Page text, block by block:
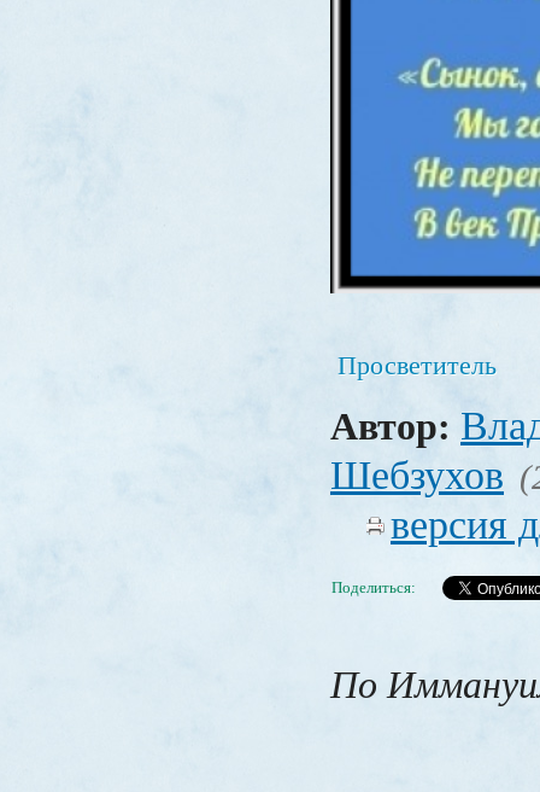
Просветитель
Автор:
Шебзухов
версия
Поделиться:
По